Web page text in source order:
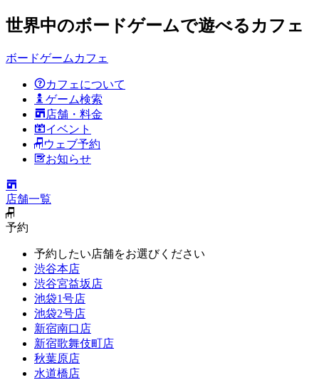
世界中のボードゲームで遊べるカフェ
ボードゲームカフェ
カフェについて
ゲーム検索
店舗・料金
イベント
ウェブ予約
お知らせ
店舗一覧
予約
予約したい店舗をお選びください
渋谷本店
渋谷宮益坂店
池袋1号店
池袋2号店
新宿南口店
新宿歌舞伎町店
秋葉原店
水道橋店